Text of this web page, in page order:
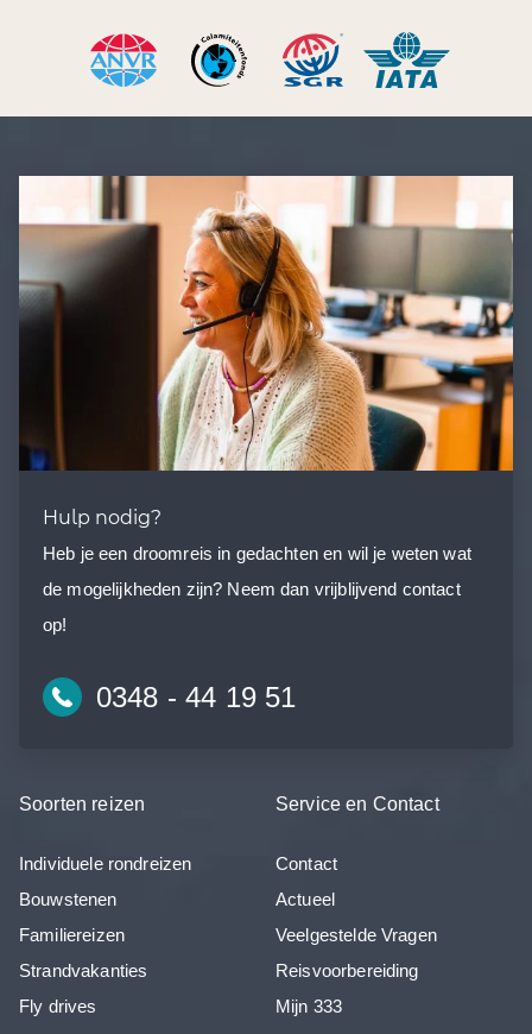
Hulp nodig?
Heb je een droomreis in gedachten en wil je weten wat
de mogelijkheden zijn? Neem dan vrijblijvend contact
op!
0348 - 44 19 51
Soorten reizen
Individuele rondreizen
Bouwstenen
Familiereizen
Strandvakanties
Fly drives
Service en Contact
Contact
Actueel
Veelgestelde Vragen
Reisvoorbereiding
Mijn 333